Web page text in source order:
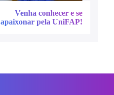
Venha conhecer e se
apaixonar pela UniFAP!